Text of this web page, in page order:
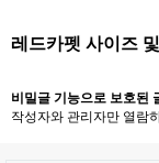
레드카펫 사이즈
비밀글 기능으로 보호된
작성자와 관리자만 열람